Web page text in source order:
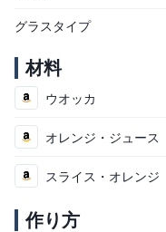
グラスタイプ
材料
ウオッカ
オレンジ・ジュース
スライス・オレンジ
作り方